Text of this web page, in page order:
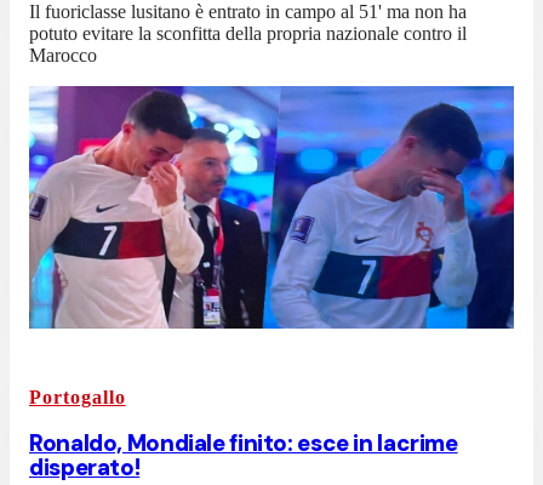
Il fuoriclasse lusitano è entrato in campo al 51' ma non ha
potuto evitare la sconfitta della propria nazionale contro il
Marocco
Portogallo
Ronaldo, Mondiale finito: esce in lacrime
disperato!